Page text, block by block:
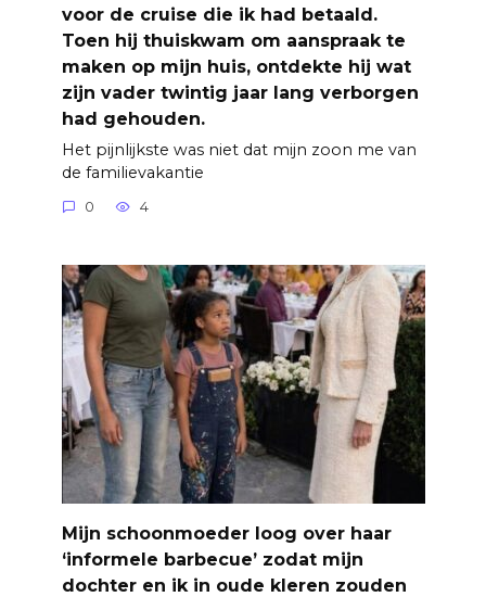
voor de cruise die ik had betaald.
Toen hij thuiskwam om aanspraak te
maken op mijn huis, ontdekte hij wat
zijn vader twintig jaar lang verborgen
had gehouden.
Het pijnlijkste was niet dat mijn zoon me van
de familievakantie
0 4
Mijn schoonmoeder loog over haar
‘informele barbecue’ zodat mijn
dochter en ik in oude kleren zouden